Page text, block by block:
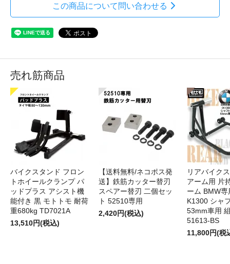
この商品について問い合わせる
売れ筋商品
バイクスタンド フロン
トホイールクランプ パ
ッドプラス アシスト機
能付き 黒 モトトモ 耐荷
重680kg TD7021A
13,510円(税込)
【送料無料/ネコポス発
送】鉄筋カッター替刃
スペアー替刃 二個セッ
ト 52510専用
2,420円(税込)
リアバイク
アーム用 片
ーム BMW
K1300 シャ
53mm車用
51613-BS
11,800円(税